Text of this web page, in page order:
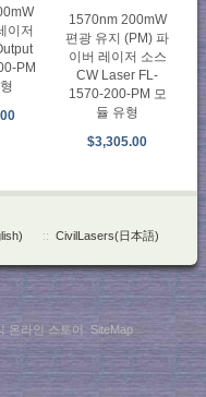
이저
PM
1570nm 200mW
편광 유지 (PM) 파
이버 레이저 소스
CW Laser FL-
1570-200-PM 모
듈 유형
$3,305.00
:: CivilLasers(日本語)
온라인 스토어 SiteMap